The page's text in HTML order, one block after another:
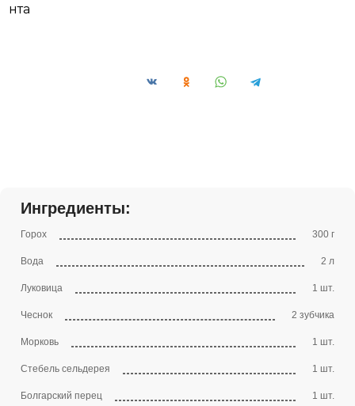
Ингредиенты:
Горох 300 г
Вода 2 л
Луковица 1 шт.
Чеснок 2 зубчика
Морковь 1 шт.
Стебель сельдерея 1 шт.
Болгарский перец 1 шт.